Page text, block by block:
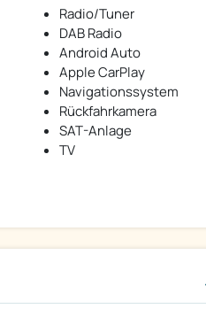
Radio/Tuner
DAB Radio
Android Auto
Apple CarPlay
Navigationssystem
Rückfahrkamera
SAT-Anlage
TV